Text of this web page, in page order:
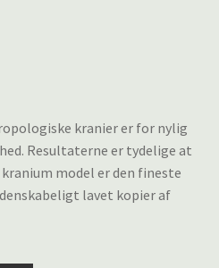
kranier er for nylig
Resultaterne er tydelige at
model er den fineste
lavet kopier af